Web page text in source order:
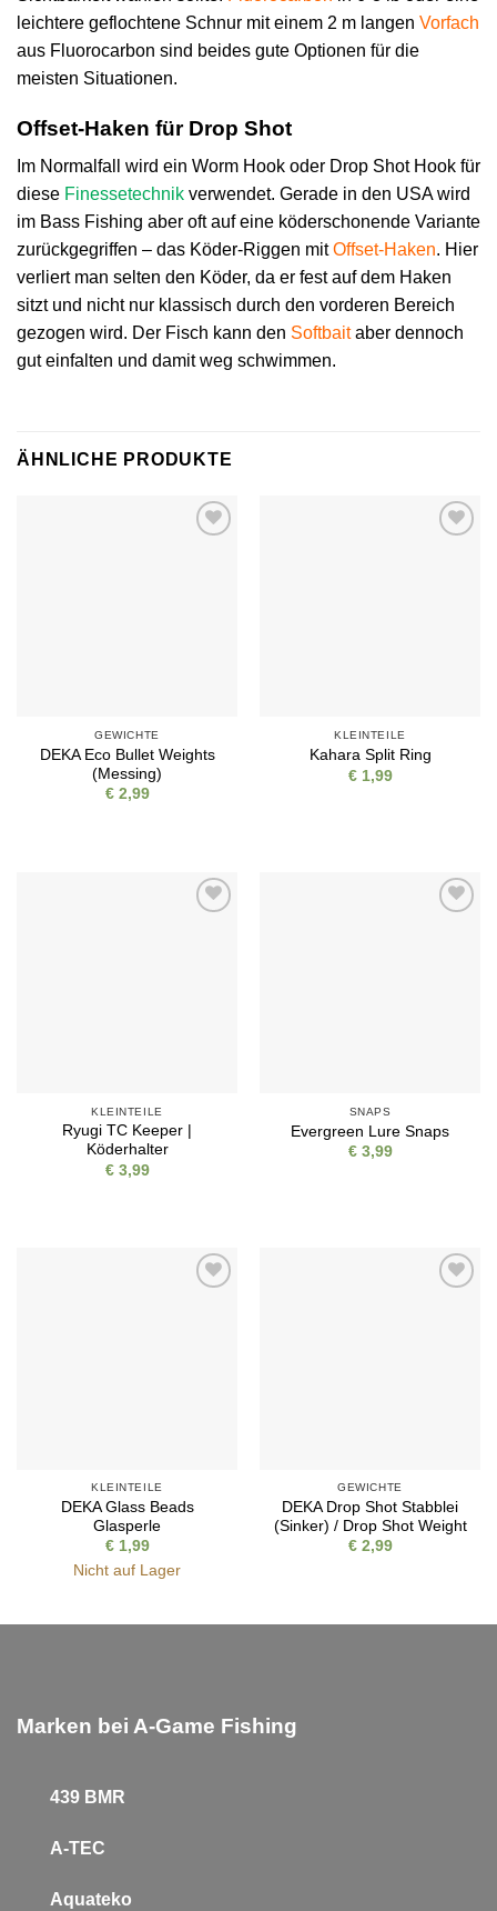
leichtere geflochtene Schnur mit einem 2 m langen Vorfach
aus Fluorocarbon sind beides gute Optionen für die
meisten Situationen.
Offset-Haken für Drop Shot
Im Normalfall wird ein Worm Hook oder Drop Shot Hook für
diese Finessetechnik verwendet. Gerade in den USA wird
im Bass Fishing aber oft auf eine köderschonende Variante
zurückgegriffen – das Köder-Riggen mitOffset-Haken. Hier
verliert man selten den Köder, da er fest auf dem Haken
sitzt und nicht nur klassisch durch den vorderen Bereich
gezogen wird. Der Fisch kann den Softbaitaber dennoch
gut einfalten und damit weg schwimmen.
ÄHNLICHE PRODUKTE
GEWICHTE
DEKA Eco Bullet Weights
(Messing)
€2,99
KLEINTEILE
Kahara Split Ring
€1,99
KLEINTEILE
Ryugi TC Keeper |
Köderhalter
€3,99
SNAPS
Evergreen Lure Snaps
€3,99
KLEINTEILE
DEKA Glass Beads
Glasperle
€1,99
Nicht auf Lager
GEWICHTE
DEKA Drop Shot Stabblei
(Sinker) / Drop Shot Weight
€2,99
Marken bei A-Game Fishing
439 BMR
A-TEC
Aquateko